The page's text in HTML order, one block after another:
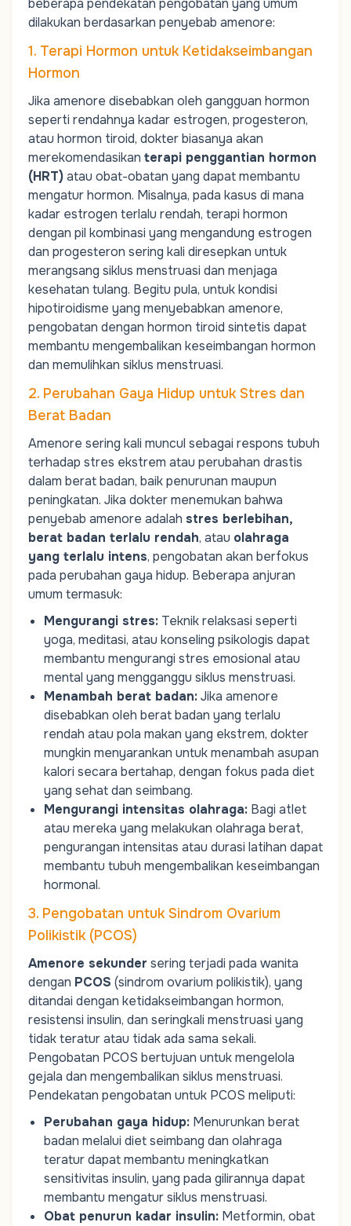
beberapa pendekatan pengobatan yang umum
dilakukan berdasarkan penyebab amenore:
1. Terapi Hormon untuk Ketidakseimbangan
Hormon
Jika amenore disebabkan oleh gangguan hormon
seperti rendahnya kadar estrogen, progesteron,
atau hormon tiroid, dokter biasanya akan
merekomendasikan terapi penggantian hormon
(HRT)atau obat-obatan yang dapat membantu
mengatur hormon. Misalnya, pada kasus di mana
kadar estrogen terlalu rendah, terapi hormon
dengan pil kombinasi yang mengandung estrogen
dan progesteron sering kali diresepkan untuk
merangsang siklus menstruasi dan menjaga
kesehatan tulang. Begitu pula, untuk kondisi
hipotiroidisme yang menyebabkan amenore,
pengobatan dengan hormon tiroid sintetis dapat
membantu mengembalikan keseimbangan hormon
dan memulihkan siklus menstruasi.
2. Perubahan Gaya Hidup untuk Stres dan
Berat Badan
Amenore sering kali muncul sebagai respons tubuh
terhadap stres ekstrem atau perubahan drastis
dalam berat badan, baik penurunan maupun
peningkatan. Jika dokter menemukan bahwa
penyebab amenore adalah stres berlebihan,
berat badan terlalu rendah, atau olahraga
yang terlalu intens, pengobatan akan berfokus
pada perubahan gaya hidup. Beberapa anjuran
umum termasuk:
Mengurangi stres: Teknik relaksasi seperti
yoga, meditasi, atau konseling psikologis dapat
membantu mengurangi stres emosional atau
mental yang mengganggu siklus menstruasi.
Menambah berat badan:Jika amenore
disebabkan oleh berat badan yang terlalu
rendah atau pola makan yang ekstrem, dokter
mungkin menyarankan untuk menambah asupan
kalori secara bertahap, dengan fokus pada diet
yang sehat dan seimbang.
Mengurangi intensitas olahraga: Bagi atlet
atau mereka yang melakukan olahraga berat,
pengurangan intensitas atau durasi latihan dapat
membantu tubuh mengembalikan keseimbangan
hormonal.
3. Pengobatan untuk Sindrom Ovarium
Polikistik (PCOS)
Amenore sekunder sering terjadi pada wanita
dengan PCOS (sindrom ovarium polikistik), yang
ditandai dengan ketidakseimbangan hormon,
resistensi insulin, dan seringkali menstruasi yang
tidak teratur atau tidak ada sama sekali.
Pengobatan PCOS bertujuan untuk mengelola
gejala dan mengembalikan siklus menstruasi.
Pendekatan pengobatan untuk PCOS meliputi:
Perubahan gaya hidup: Menurunkan berat
badan melalui diet seimbang dan olahraga
teratur dapat membantu meningkatkan
sensitivitas insulin, yang pada gilirannya dapat
membantu mengatur siklus menstruasi.
Obat penurun kadar insulin: Metformin, obat